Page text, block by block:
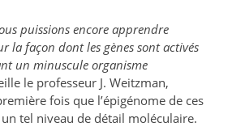
puissions encore apprendre
la façon dont les gènes sont activés
un minuscule organisme
le professeur J. Weitzman,
fois que l’épigénome de ces
tel niveau de détail moléculaire.